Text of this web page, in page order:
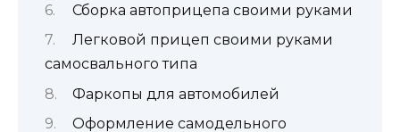
Сборка автоприцепа своими руками
Легковой прицеп своими руками
самосвального типа
Фаркопы для автомобилей
Оформление самодельного